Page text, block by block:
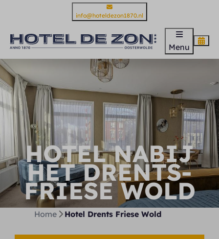
info@hoteldezon1870.nl
Menu
HOTEL NABIJ
HET DRENTS-
FRIESE WOLD
Home Hotel Drents Friese Wold